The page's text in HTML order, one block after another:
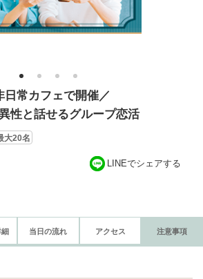
1 2 3 4
日常カフェで開催／
性と話せるグループ恋活
大20名
LINEでシェアする
細 当日の流れ アクセス 注意事項